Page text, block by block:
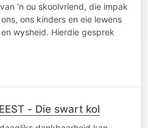
‘n ou skoolvriend, die impak
ons kinders en eie lewens
wysheid. Hierdie gesprek
- Die swart kol